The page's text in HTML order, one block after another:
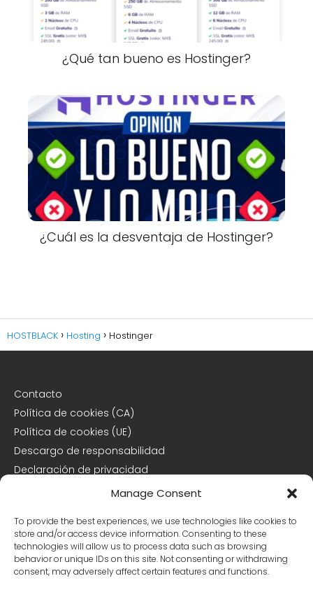
Manage Consent
To provide the best experiences, we use technologies like cookies to
store and/or access device information. Consenting to these
technologies will allow us to process data such as browsing
behavior or unique IDs on this site. Not consenting or withdrawing
consent, may adversely affect certain features and functions.
¿Qué tan bueno es Hostinger?
¿Cuál es la desventaja de Hostinger?
HOSTBLACK Hosting Hostinger
Contacto
Política de cookies (CA)
Política de cookies (UE)
Descargo de responsabilidad
Declaración de privacidad
Declaración de privacidad (UE)
Declaración de privacidad (US)
Opt-out preferences